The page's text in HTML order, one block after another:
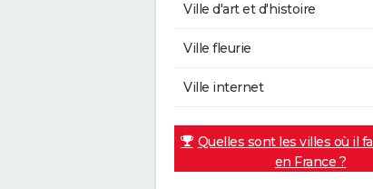
Ville d'art et d'histoire
Ville fleurie
Ville internet
Quelles sont les villes où il
en France ?